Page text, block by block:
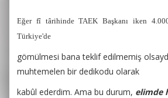
Eğer fî târihinde TAEK Başkanı iken
Türkiye'de
gömülmesi bana teklif edilmemiş
muhtemelen bir dedikodu olarak
kabûl ederdim. Ama bu durum, elimde